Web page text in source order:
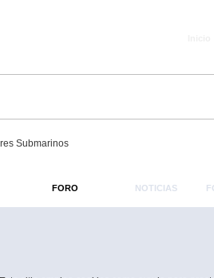
FORO NOTICIAS